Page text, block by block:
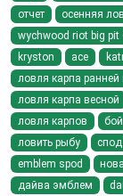
отчет
осенняя
wychwood riot big pit
kryston
ace
ловля карпа ранней
ловля карпа весной
ловля карпов
ловить рыбу
спод
emblem spod
дайва эмблем